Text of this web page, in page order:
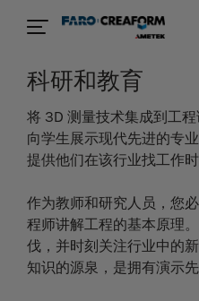
科研和教育
将 3D 测量技术集成到工
向学生展示现代先进的专
提供他们在该行业找工作时
作为教师和研究人员，您
程师讲解工程的基本原理
伐，并时刻关注行业中的
知识的源泉，是拥有演示